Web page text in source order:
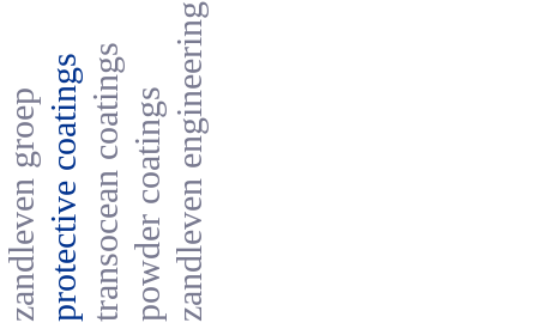
zandleven groepprotective coatingstransocean coatingspowder coatingszandleven engineering